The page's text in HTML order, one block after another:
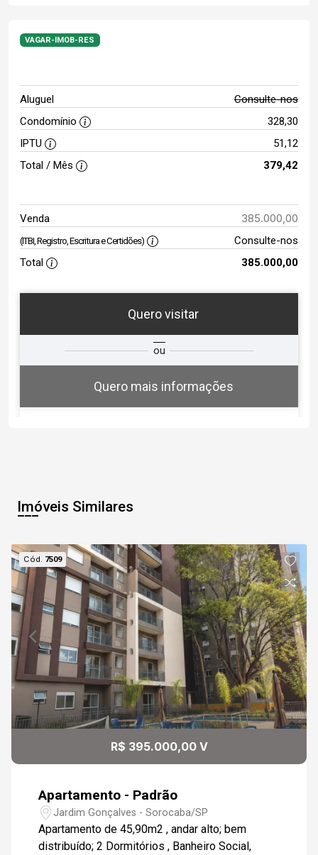
VAGAR-IMOB-RES
Aluguel
Consulte-nos
Condomínio
328,30
IPTU
51,12
Total / Mês
379,42
Venda 385.000,00
(ITBI, Registro, Escritura e Certidões)
Consulte-nos
Total
385.000,00
Quero visitar
ou
Quero mais informações
Deseja
Comprar
ou
Alugar
?
Continuar
Imóveis Similares
Cód. 7509
R$ 395.000,00 V
Apartamento - Padrão
Jardim Gonçalves - Sorocaba/SP
Apartamento de 45,90m2 , andar alto; bem
distribuído; 2 Dormitórios , Banheiro Social,